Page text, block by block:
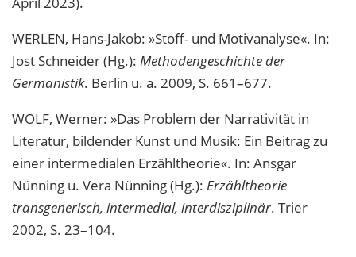
WERLEN, Hans-Jakob: »Stoff- und Motivanalyse«. In:
Jost Schneider (Hg.): Methodengeschichte der
Germanistik. Berlin u. a. 2009, S. 661–677.
WOLF, Werner: »Das Problem der Narrativität in
Literatur, bildender Kunst und Musik: Ein Beitrag zu
einer intermedialen Erzähltheorie«. In: Ansgar
Nünning u. Vera Nünning (Hg.): Erzähltheorie
transgenerisch, intermedial, interdisziplinär. Trier
2002, S. 23–104.